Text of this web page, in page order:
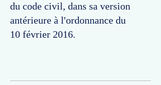
du code civil, dans sa version
antérieure à l'ordonnance du
10 février 2016.